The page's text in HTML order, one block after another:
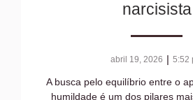
narcisista
abril 19, 2026 | 5:52
A busca pelo equilíbrio entre o
humildade é um dos pilares